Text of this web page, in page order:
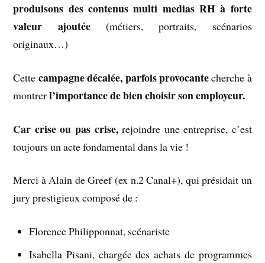
produisons des contenus multi medias RH à forte
valeur ajoutée(métiers, portraits, scénarios
originaux…)
Cette campagne décalée, parfois provocantecherche à
montrerl’importance de bien choisir son employeur.
Car crise ou pas crise,rejoindre une entreprise, c’est
toujours un acte fondamental dans la vie !
Merci à Alain de Greef (ex n.2 Canal+), qui présidait un
jury prestigieux composé de :
Florence Philipponnat, scénariste
Isabella Pisani, chargée des achats de programmes